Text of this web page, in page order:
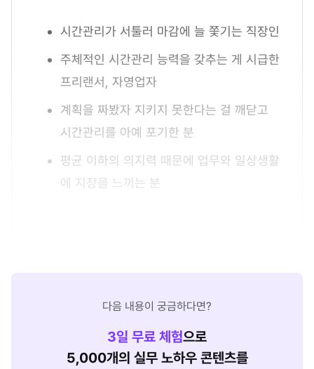
시간관리가 서툴러 마감에 늘 쫓기는 직장인
주체적인 시간관리 능력을 갖추는 게 시급한
프리랜서, 자영업자
계획을 짜봤자 지키지 못한다는 걸 깨닫고
시간관리를 아예 포기한 분
평균 이하의 의지력 때문에 업무와 일상생활
에 지장을 느끼는 분
다음 내용이 궁금하다면?
3일 무료 체험으로
5,000개의 실무 노하우 콘텐츠를